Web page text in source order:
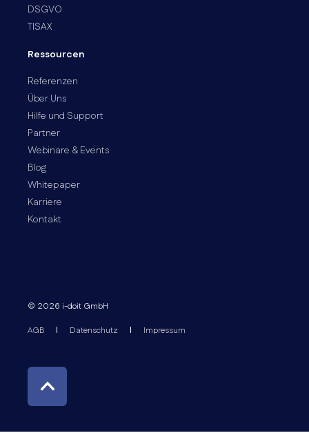
DSGVO
TISAX
Ressourcen
Referenzen
Über Uns
Hilfe und Support
Partner
Webinare & Events
Blog
Whitepaper
Karriere
Kontakt
© 2026 i-doit GmbH
AGB Datenschutz Impressum